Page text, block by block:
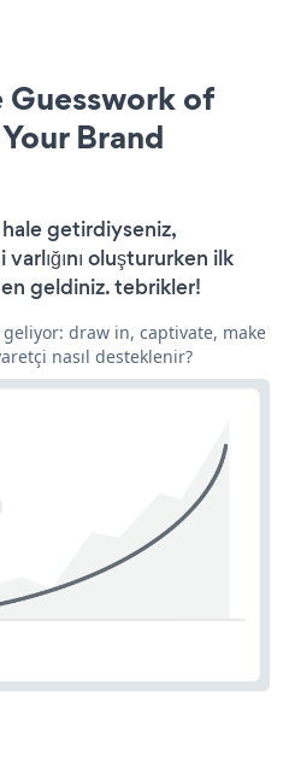
Guesswork of
Brand
hale getirdiyseniz,
oluştururken ilk
geldiniz. tebrikler!
draw in, captivate, make
nasıl desteklenir?